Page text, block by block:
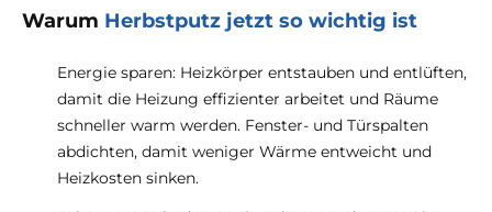
Warum Herbstputz jetzt so wichtig ist
Energie sparen: Heizkörper entstauben und entlüften,
damit die Heizung effizienter arbeitet und Räume
schneller warm werden. Fenster- und Türspalten
abdichten, damit weniger Wärme entweicht und
Heizkosten sinken.